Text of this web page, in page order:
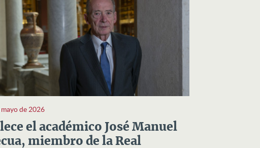
mayo de 2026
el académico José Manuel
miembro de la Real